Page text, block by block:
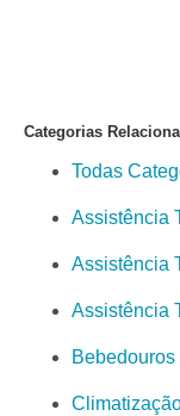
Categorias
Todas
Assistência
Assistência
Assistência
Bebedouros